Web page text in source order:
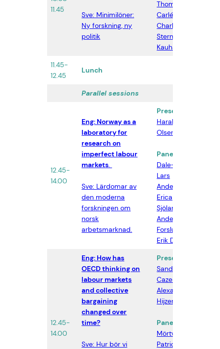
11.45
Sve: Minimilöner:
Ny forskning, ny
politik
Thomas
Carlén
Charlotta
Stern
Kauhanen
11.45-
12.45
Lunch
Parallel sessions
12.45-
14.00
Eng: Norway as a
laboratory for
research on
imperfect labour
markets.
Sve: Lärdomar av
den moderna
forskningen om
norsk
arbetsmarknad.
Presentation:
Harald Dale-
Olsen
Panel:
Dale-Olsen
Lars
Andersen
Erica
Sjölander
Anders
Forslund
Erik Dølvik
12.45-
14.00
Eng: How has
OECD thinking on
labour markets
and collective
bargaining
changed over
time?
Sve: Hur bör vi
Presentation:
Sandrine
Cazes
Alexander
Hijzen
Panel:
Mörtvik
Patrick Joyce